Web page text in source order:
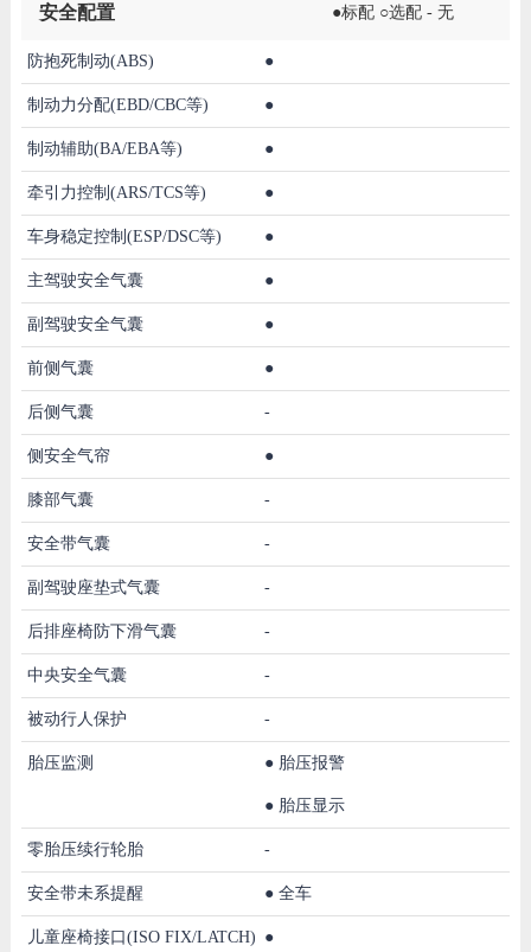
安全配置 ●标配 ○选配 - 无
防抱死制动(ABS) ●
制动力分配(EBD/CBC等) ●
制动辅助(BA/EBA等) ●
牵引力控制(ARS/TCS等) ●
车身稳定控制(ESP/DSC等) ●
主驾驶安全气囊 ●
副驾驶安全气囊 ●
前侧气囊 ●
后侧气囊 -
侧安全气帘 ●
膝部气囊 -
安全带气囊 -
副驾驶座垫式气囊 -
后排座椅防下滑气囊 -
中央安全气囊 -
被动行人保护 -
胎压监测 ● 胎压报警
● 胎压显示
零胎压续行轮胎 -
安全带未系提醒 ● 全车
儿童座椅接口(ISO FIX/LATCH) ●